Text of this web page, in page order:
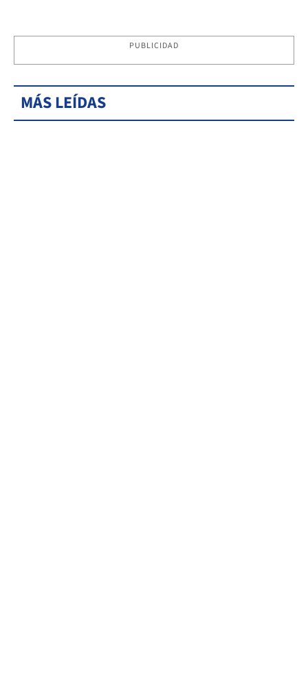
PUBLICIDAD
MÁS LEÍDAS